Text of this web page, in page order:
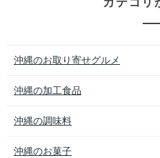
沖縄のお取り寄せグルメ
沖縄の加工食品
沖縄の調味料
沖縄のお菓子